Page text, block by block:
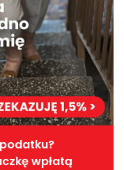
podatku?
wpłatą